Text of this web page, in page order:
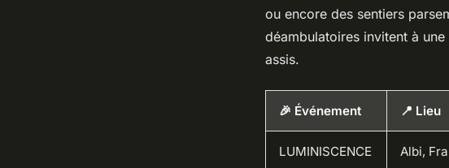
ou encore des sentiers
déambulatoires invitent à
assis.
🎉 Événement 📍 Lieu
LUMINISCENCE Albi,